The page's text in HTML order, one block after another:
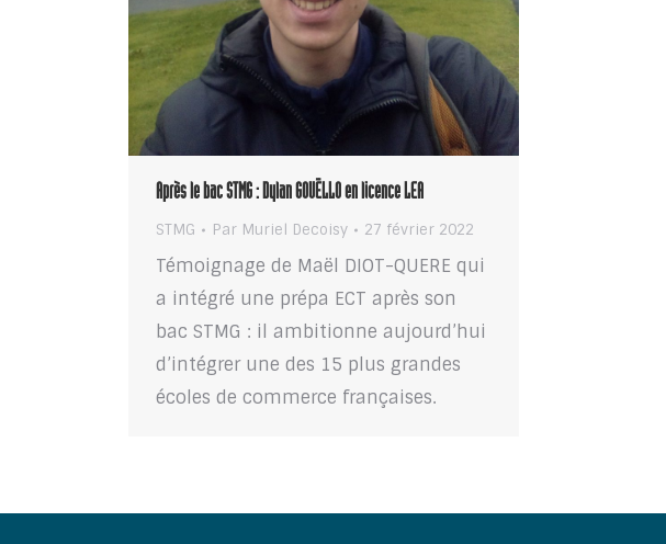
Après le bac STMG : Dylan GOUËLLO en licence LEA
STMG Par Muriel Decoisy 27 février 2022
Témoignage de Maël DIOT-QUERE qui
a intégré une prépa ECT après son
bac STMG : il ambitionne aujourd’hui
d’intégrer une des 15 plus grandes
écoles de commerce françaises.